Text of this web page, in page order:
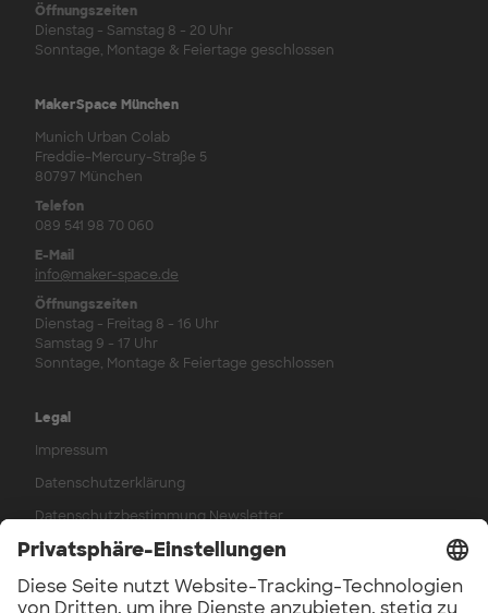
Öffnungszeiten
Dienstag - Samstag 8 - 20 Uhr
Sonntage, Montage & Feiertage geschlossen
MakerSpace München
Munich Urban Colab
Freddie-Mercury-Straße 5
80797 München
Telefon
089 541 98 70 060
E-Mail
info@maker-space.de
Öffnungszeiten
Dienstag - Freitag 8 - 16 Uhr
Samstag 9 - 17 Uhr
Sonntage, Montage & Feiertage geschlossen
Legal
Impressum
Datenschutzerklärung
Datenschutzbestimmung Newsletter
AGB
Widerrufsbelehrung